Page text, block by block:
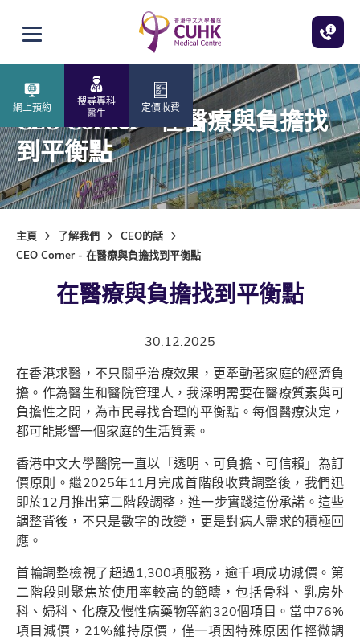
打開選單
網上預約
搜尋專科
醫生
定價收費
CEO Corner - 在醫療與負擔找
到平衡點
主頁 了解我們
CEO的話
CEO Corner - 在醫療與負擔找到平衡點
在醫療與負擔找到平衡點
30.12.2025
在香港求醫，不只關乎治療效果，更牽動著家庭的經濟負
擔。作為醫生和醫院管理人，我深明需要在醫療質素與可
負擔性之間，為市民尋找合理的平衡點。每個醫療決定，
都可能影響一個家庭的生活質素。
香港中文大學醫院一直以「透明、可負擔、可信賴」為訂
價原則。繼2025年11月完成首階段收費調整後，我們迅
即於12月推出第二階段調整，進一步實踐這份承諾。這些
調整背後，不只是數字的改變，更是對病人需求的積極回
應。
首輪調整檢視了超過1,300項服務，逾千項成功減價。第
二階段則聚焦於使用率較高的範疇，包括骨科、乳房外
科、婦科、化療及慢性病藥物等約320個項目。當中76%
項目減價，21%維持原價，僅一項因特殊原因作輕微調